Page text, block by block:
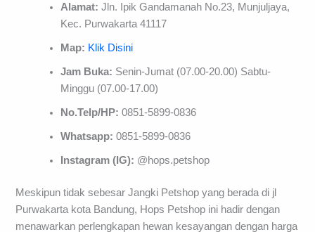
Alamat:Jln. Ipik Gandamanah No.23, Munjuljaya,
Kec. Purwakarta 41117
Map: Klik Disini
Jam Buka: Senin-Jumat (07.00-20.00) Sabtu-
Minggu (07.00-17.00)
No.Telp/HP:0851-5899-0836
Whatsapp:0851-5899-0836
Instagram (IG): @hops.petshop
Meskipun tidak sebesar Jangki Petshop yang berada di jl
Purwakarta kota Bandung, Hops Petshop ini hadir dengan
menawarkan perlengkapan hewan kesayangan dengan harga